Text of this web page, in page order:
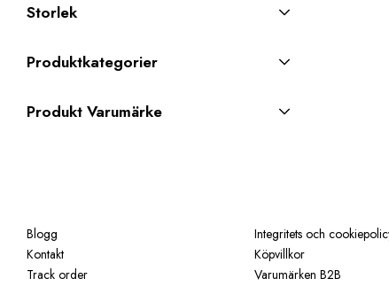
Storlek
Produktkategorier
Produkt Varumärke
Blogg Integritets och
Kontakt
Köpvillkor
Track order
Varumärken B2B